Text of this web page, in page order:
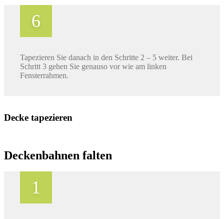
Tapezieren Sie danach in den Schritte 2 – 5 weiter. Bei
Schritt 3 gehen Sie genauso vor wie am linken
Fensterrahmen.
Decke tapezieren
Deckenbahnen falten